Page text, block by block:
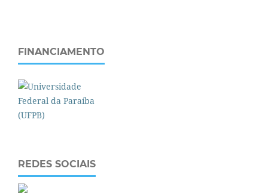
FINANCIAMENTO
REDES SOCIAIS